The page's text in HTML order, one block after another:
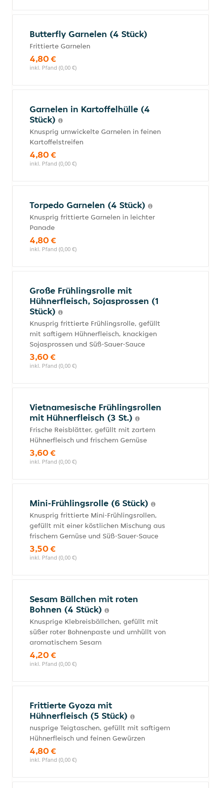
Butterfly Garnelen (4 Stück)
Frittierte Garnelen
4,80 €
inkl. Pfand (0,00 €)
Garnelen in Kartoffelhülle (4
Stück)
Knusprig umwickelte Garnelen in feinen
Kartoffelstreifen
4,80 €
inkl. Pfand (0,00 €)
Torpedo Garnelen (4 Stück)
Knusprig frittierte Garnelen in leichter
Panade
4,80 €
inkl. Pfand (0,00 €)
Große Frühlingsrolle mit
Hühnerfleisch, Sojasprossen (1
Stück)
Knusprig frittierte Frühlingsrolle, gefüllt
mit saftigem Hühnerfleisch, knackigen
Sojasprossen und Süß-Sauer-Sauce
3,60 €
inkl. Pfand (0,00 €)
Vietnamesische Frühlingsrollen
mit Hühnerfleisch (3 St.)
Frische Reisblätter, gefüllt mit zartem
Hühnerfleisch und frischem Gemüse
3,60 €
inkl. Pfand (0,00 €)
Mini-Frühlingsrolle (6 Stück)
Knusprig frittierte Mini-Frühlingsrollen,
gefüllt mit einer köstlichen Mischung aus
frischem Gemüse und Süß-Sauer-Sauce
3,50 €
inkl. Pfand (0,00 €)
Sesam Bällchen mit roten
Bohnen (4 Stück)
Knusprige Klebreisbällchen, gefüllt mit
süßer roter Bohnenpaste und umhüllt von
aromatischem Sesam
4,20 €
inkl. Pfand (0,00 €)
Frittierte Gyoza mit
Hühnerfleisch (5 Stück)
nusprige Teigtaschen, gefüllt mit saftigem
Hühnerfleisch und feinen Gewürzen
4,80 €
inkl. Pfand (0,00 €)